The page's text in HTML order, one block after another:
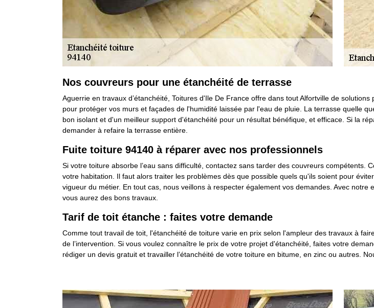
Nos couvreurs pour une étanchéité de terrasse
Aguerrie en travaux d’étanchéité, Toitures d'Ile De France offre dans tout Alfortville de
pour protéger vos murs et façades de l'humidité laissée par l'eau de pluie. La terrasse quelle
bon isolant et d'un meilleur support d'étanchéité pour un résultat bénéfique, et efficace. Si la
demander à refaire la terrasse entière.
Fuite toiture 94140 à réparer avec nos professionnels
Si votre toiture absorbe l’eau sans difficulté, contactez sans tarder des couvreurs
votre habitation. Il faut alors traiter les problèmes dès que possible quels qu'ils soient pour
vigueur du métier. En tout cas, nous veillons à respecter également vos demandes. Avec
vous aurez des bons travaux.
Tarif de toit étanche : faites votre demande
Comme tout travail de toit, l'étanchéité de toiture varie en prix selon l'ampleur des travaux à
de l’intervention. Si vous voulez connaître le prix de votre projet d'étanchéité, faites votre
rédiger un devis gratuit et travailler l’étanchéité de votre toiture en bitume, en zinc ou autres.